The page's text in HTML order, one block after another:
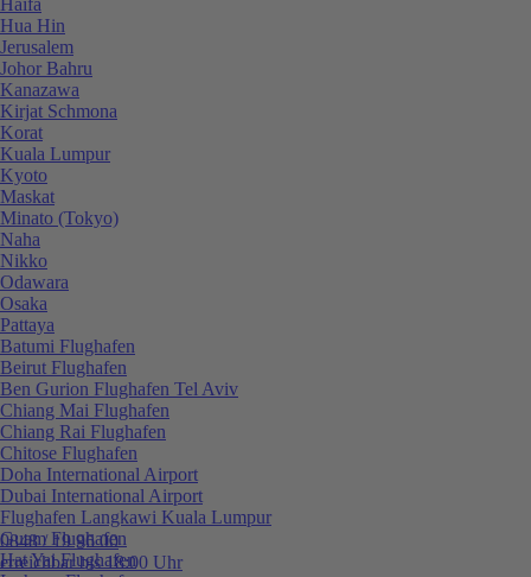
0848 / 19 96 00
erreichbar bis 18:00 Uhr
Hua Hin
Jerusalem
Johor Bahru
Kanazawa
Kirjat Schmona
Korat
Kuala Lumpur
Kyoto
Maskat
Minato (Tokyo)
Naha
Nikko
Odawara
Osaka
Pattaya
Batumi Flughafen
Beirut Flughafen
Ben Gurion Flughafen Tel Aviv
Chiang Mai Flughafen
Chiang Rai Flughafen
Chitose Flughafen
Doha International Airport
Dubai International Airport
Flughafen Langkawi Kuala Lumpur
Guam Flughafen
Hat Yai Flughafen